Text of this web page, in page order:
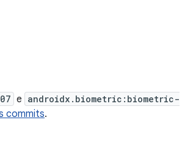
e androidx.biometric:biometric-
commits.